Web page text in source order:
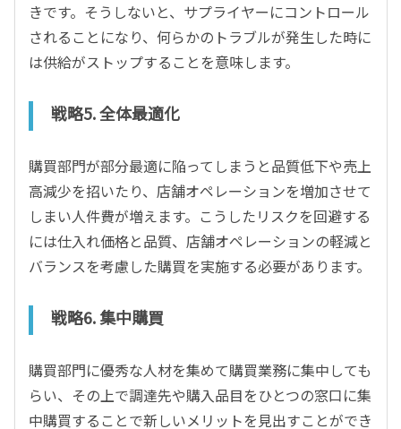
きです。そうしないと、サプライヤーにコントロール
されることになり、何らかのトラブルが発生した時に
は供給がストップすることを意味します。
戦略5. 全体最適化
購買部門が部分最適に陥ってしまうと品質低下や売上
高減少を招いたり、店舗オペレーションを増加させて
しまい人件費が増えます。こうしたリスクを回避する
には仕入れ価格と品質、店舗オペレーションの軽減と
バランスを考慮した購買を実施する必要があります。
戦略6. 集中購買
購買部門に優秀な人材を集めて購買業務に集中しても
らい、その上で調達先や購入品目をひとつの窓口に集
中購買することで新しいメリットを見出すことができ